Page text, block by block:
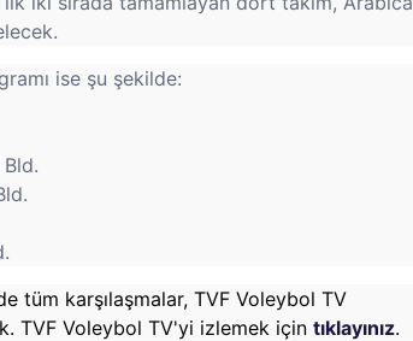
ise şu şekilde:
tüm karşılaşmalar, TVF Voleybol TV
TVF Voleybol TV'yi izlemek için tıklayınız.